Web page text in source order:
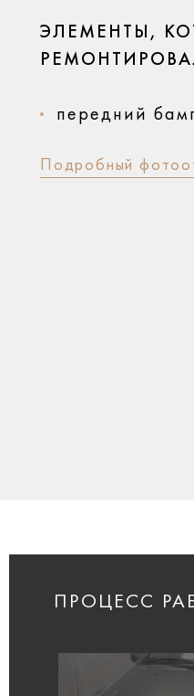
ЭЛЕМЕНТЫ,
передний
Подробный
ПРОЦЕСС